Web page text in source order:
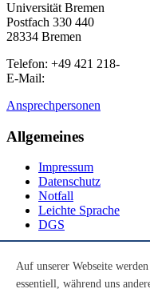
Universität Bremen
Postfach 330 440
28334 Bremen
Telefon: +49 421 218-
E-Mail:
Ansprechpersonen
Allgemeines
Impressum
Datenschutz
Notfall
Leichte Sprache
DGS
Youtube
Auf unserer Webseite
essentiell, während uns